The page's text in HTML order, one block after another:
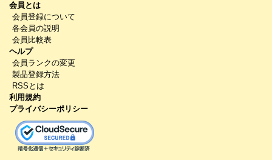
会員とは
会員登録について
各会員の説明
会員比較表
ヘルプ
会員ランクの変更
製品登録方法
RSSとは
利用規約
プライバシーポリシー